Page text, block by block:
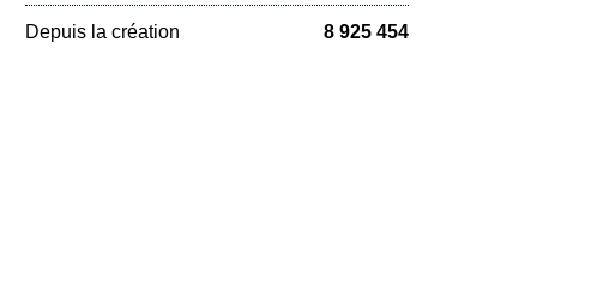
Depuis la création 8 925 454